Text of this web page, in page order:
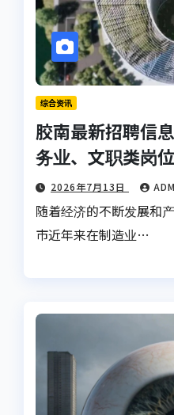
综合资讯
胶南最新招聘信
务业、文职类岗
2026年7月13日
随着经济的不断发展和
市近年来在制造业…